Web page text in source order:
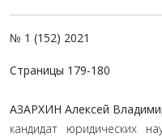
№ 1 (152) 2021
Страницы 179-180
АЗАРХИН Алексей
кандидат юридических